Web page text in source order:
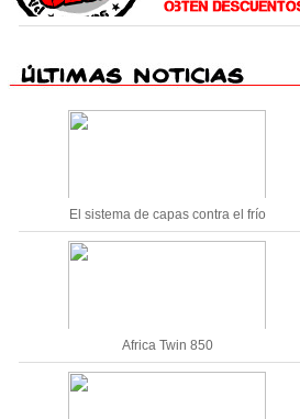
El sistema de capas contra el frío
Africa Twin 850